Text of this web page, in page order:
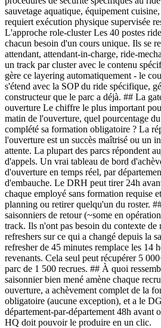
sauvetage aquatique, équipement
requiert exécution physique supervisée
L'approche role-cluster Les 40 postes
chacun besoin d'un cours unique. Ils se
attendant, attendant-in-charge, ride-
un track par cluster avec le contenu
gère ce layering automatiquement - le
s'étend avec la SOP du ride spécifique,
constructeur que le parc a déjà. ## La
ouverture Le chiffre le plus important
matin de l'ouverture, quel pourcentage
complété sa formation obligatoire ? La
l'ouverture est un succès maîtrisé ou un
attente. La plupart des parcs répondent
d'appels. Un vrai tableau de bord
d'ouverture en temps réel, par
d'embauche. Le DRH peut tirer 24h
chaque employé sans formation requise
planning ou retirer quelqu'un du roster.
saisonniers de retour (~some en
track. Ils n'ont pas besoin du contexte de
refreshers sur ce qui a changé depuis la
refresher de 45 minutes remplace les 14
revenants. Cela seul peut récupérer 5
parc de 1 500 recrues. ## À quoi
saisonnier bien mené amène chaque
ouverture, a achèvement complet de la
obligatoire (aucune exception), et a le
département-par-département 48h avant
HQ doit pouvoir le produire en un clic.